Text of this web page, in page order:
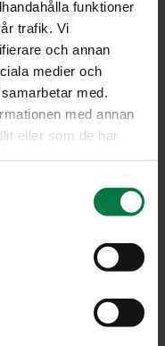
funktioner
trafik. Vi
och annan
medier och
med.
med annan
eller som de har
pannulla, lisää